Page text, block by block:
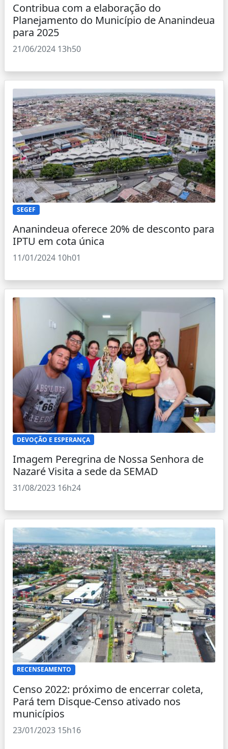
Contribua com a elaboração do
Planejamento do Município de Ananindeua
para 2025
21/06/2024 13h50
SEGEF
Ananindeua oferece 20% de desconto para
IPTU em cota única
11/01/2024 10h01
DEVOÇÃO E ESPERANÇA
Imagem Peregrina de Nossa Senhora de
Nazaré Visita a sede da SEMAD
31/08/2023 16h24
RECENSEAMENTO
Censo 2022: próximo de encerrar coleta,
Pará tem Disque-Censo ativado nos
municípios
23/01/2023 15h16